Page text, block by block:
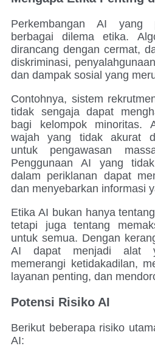
Perkembangan AI yang
berbagai dilema etika.
dirancang dengan cermat,
diskriminasi,
dan dampak sosial yang
Contohnya, sistem
tidak sengaja dapat
bagi kelompok minoritas.
wajah yang tidak akurat
untuk pengawasan
Penggunaan AI yang
dalam periklanan dapat
dan menyebarkan informasi
Etika AI bukan hanya
tetapi juga tentang
untuk semua. Dengan
AI dapat menjadi alat
memerangi ketidakadilan,
layanan penting, dan
Potensi Risiko AI
Berikut beberapa risiko
AI: